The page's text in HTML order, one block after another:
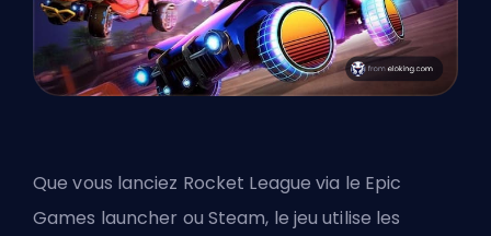
Que vous lanciez Rocket League via le Epic
Games launcher ou Steam, le jeu utilise les